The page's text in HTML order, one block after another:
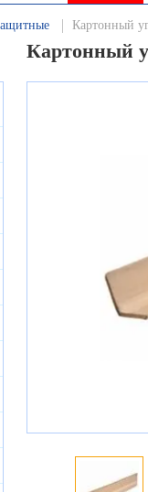
Картонный
Картонный